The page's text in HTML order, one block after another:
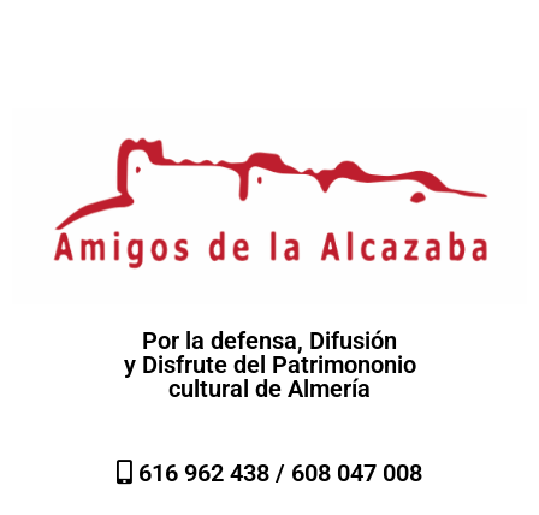
Por la defensa, Difusión
y Disfrute del Patrimononio
cultural de Almería
616 962 438 / 608 047 008